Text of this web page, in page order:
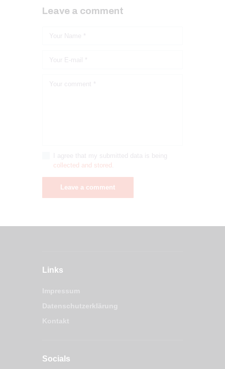
Leave a comment
I agree that my submitted data is being
collected and stored
Links
Impressum
Datenschutzerklärung
Kontakt
Socials